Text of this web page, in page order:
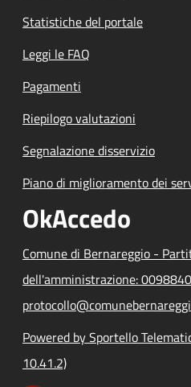
Statistiche del portale
Leggi le FAQ
Pagamenti
Riepilogo valutazioni
Segnalazione disservizio
Piano di miglioramento dei
OkAccedo
Comune di Bernareggio -
dell'amministrazione:
Powered by Sportello
10.41.2)